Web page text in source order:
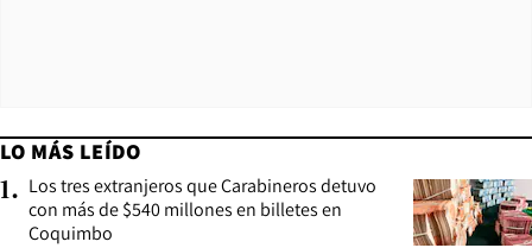
LO MÁS LEÍDO
1. Los tres extranjeros que Carabineros detuvo
con más de $540 millones en billetes en
Coquimbo